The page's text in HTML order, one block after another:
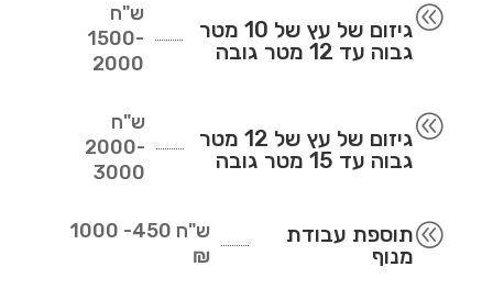
@
גיזום של עץ של 10 מטר
גבוה עד 12 מטר גובה
ש"ח
1500-
2000
@
גיזום של עץ של 12 מטר
גבוה עד 15 מטר גובה
ש"ח
2000-
3000
@תוספת עבודת
מנוף
ש"ח
450- 1000
₪